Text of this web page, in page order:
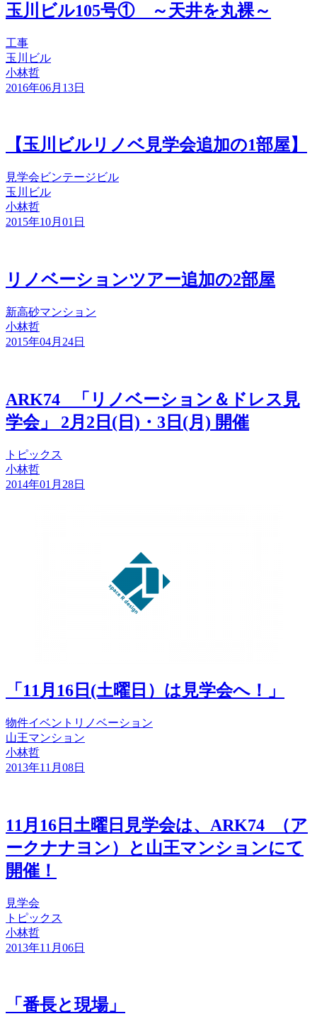
玉川ビル105号① ～天井を丸裸～
工事
玉川ビル
小林哲
2016年06月13日
【玉川ビルリノベ見学会追加の1部屋】
見学会 ビンテージビル
玉川ビル
小林哲
2015年10月01日
リノベーションツアー追加の2部屋
新高砂マンション
小林哲
2015年04月24日
ARK74_ 「リノベーション＆ドレス見
学会」 2月2日(日)・3日(月) 開催
トピックス
小林哲
2014年01月28日
「11月16日(土曜日）は見学会へ！」
物件イベント リノベーション
山王マンション
小林哲
2013年11月08日
11月16日土曜日見学会は、ARK74_（ア
ークナナヨン）と山王マンションにて
開催！
見学会
トピックス
小林哲
2013年11月06日
「番長と現場」